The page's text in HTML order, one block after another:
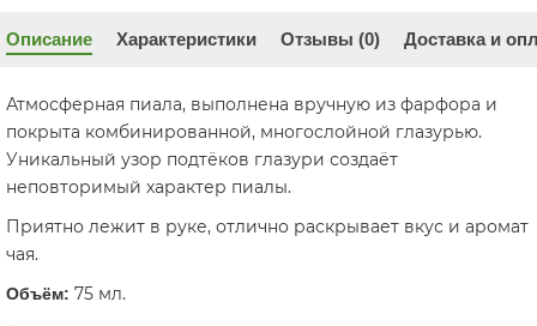
Описание Характеристики Отзывы (0) Доставка и
Атмосферная пиала, выполнена вручную из фарфора и
покрыта комбинированной, многослойной глазурью.
Уникальный узор подтёков глазури создаёт
неповторимый характер пиалы.
Приятно лежит в руке, отлично раскрывает вкус и аромат
чая.
Объём: 75 мл.